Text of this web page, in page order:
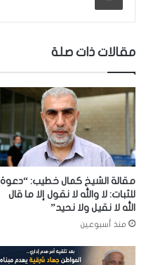
مقالات ذات صلة
مقالة الشيخ كمال خطيب: “دعوة
للثبات: لا والله لا نقول إلا ما قال
الله لا نقيل ولا نحيد”
منذ أسبوعين